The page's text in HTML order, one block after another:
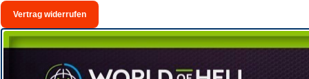
Vertrag widerrufen